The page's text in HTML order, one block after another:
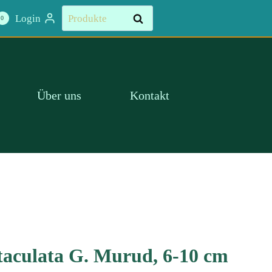
0 Login
Suchen
nach:
Suchen
Über uns Kontakt
G. Murud, 6-10 cm
G.
Menge